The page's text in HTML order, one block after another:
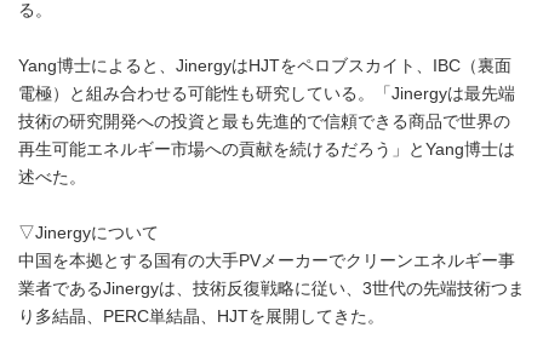
る。
Yang博士によると、JinergyはHJTをペロブスカイト、IBC（裏面
電極）と組み合わせる可能性も研究している。「Jinergyは最先端
技術の研究開発への投資と最も先進的で信頼できる商品で世界の
再生可能エネルギー市場への貢献を続けるだろう」とYang博士は
述べた。
▽Jinergyについて
中国を本拠とする国有の大手PVメーカーでクリーンエネルギー事
業者であるJinergyは、技術反復戦略に従い、3世代の先端技術つま
り多結晶、PERC単結晶、HJTを展開してきた。